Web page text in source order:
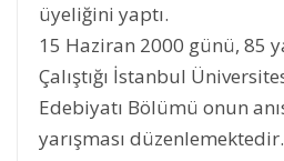
üyeliğini yaptı.
15 Haziran 2000 günü, 85
Çalıştığı İstanbul
Edebiyatı Bölümü onun
yarışması düzenlemektedir.